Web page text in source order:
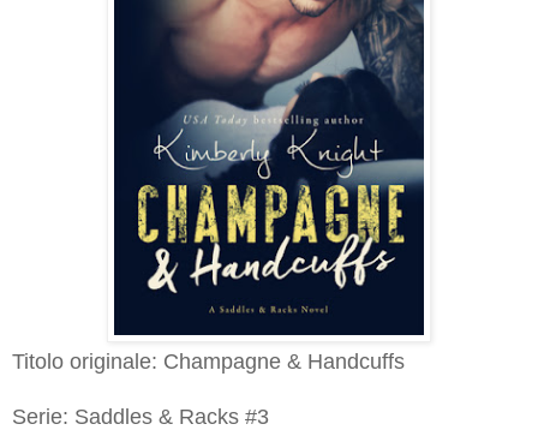
Titolo originale: Champagne & Handcuffs
Serie: Saddles & Racks #3